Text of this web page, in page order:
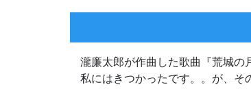
瀧廉太郎が作曲した歌曲『荒城の
私にはきつかったです。。が、